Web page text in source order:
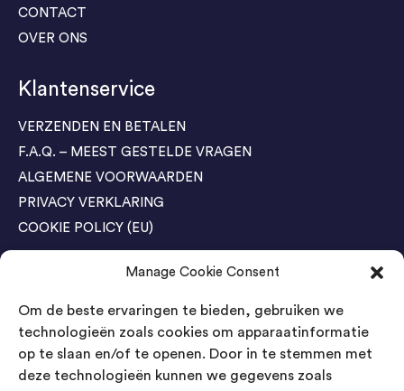
Manage Cookie Consent
Om de beste ervaringen te bieden, gebruiken we
technologieën zoals cookies om apparaatinformatie
op te slaan en/of te openen. Door in te stemmen met
deze technologieën kunnen we gegevens zoals
CONTACT
OVER ONS
Klantenservice
VERZENDEN EN BETALEN
F.A.Q. – MEEST GESTELDE VRAGEN
ALGEMENE VOORWAARDEN
PRIVACY VERKLARING
COOKIE POLICY (EU)
Agenda Trade Shows
04-05 November / SVG FAIR Winterswijk
Bestel GRATIS kaarten
Bestel GRATIS kaarten